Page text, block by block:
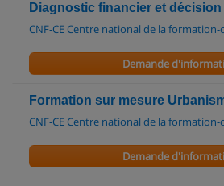
Diagnostic financier et
CNF-CE Centre national de la
Demande
Formation sur mesure
CNF-CE Centre national de la
Demande